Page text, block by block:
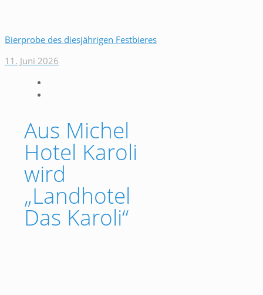
Bierprobe des diesjährigen Festbieres
11. Juni 2026
Aus Michel
Hotel Karoli
wird
„Landhotel
Das Karoli“